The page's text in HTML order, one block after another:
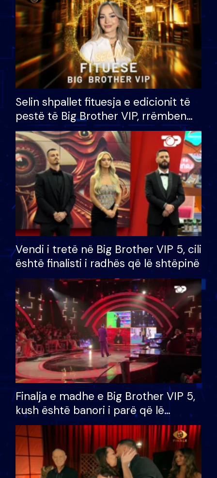
Selin shpallet fituesja e edicionit të
pestë të Big Brother VIP, rrëmben
çmimin e madh prej 100 mijë eurosh
Vendi i tretë në Big Brother VIP 5, cili
është finalisti i radhës që lë shtëpinë
Finalja e madhe e Big Brother VIP 5,
kush është banori i parë që lë
shtëpinë dhe humb mundësinë për
të fituar çmimin e madh